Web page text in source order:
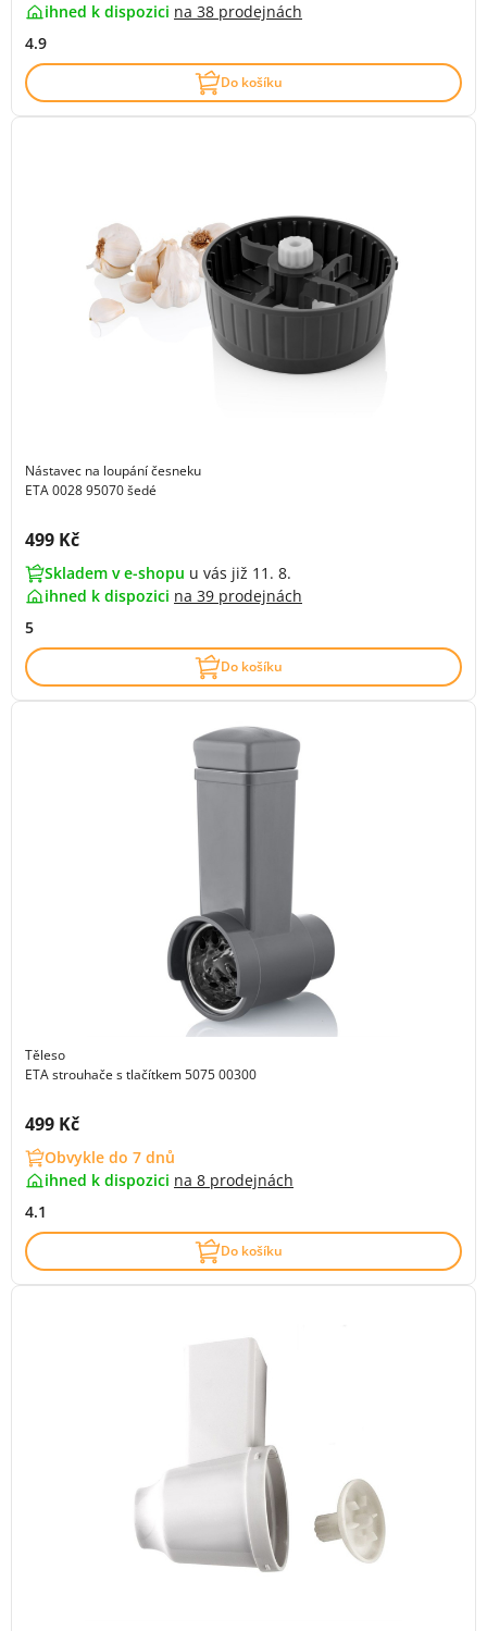
ihned k dispozici na 38 prodejnách
4.9
Do košíku
Nástavec na loupání česneku
ETA 0028 95070 šedé
Cena s DPH:
499 Kč
Skladem v e-shopu u vás již 11. 8.
ihned k dispozici na 39 prodejnách
5
Do košíku
Těleso
ETA strouhače s tlačítkem 5075 00300
Cena s DPH:
499 Kč
Obvykle do 7 dnů
ihned k dispozici na 8 prodejnách
4.1
Do košíku